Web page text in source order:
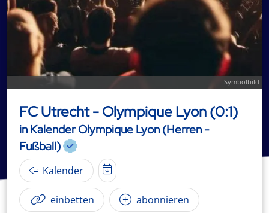
Symbolbild
FC Utrecht - Olympique Lyon (0:1)
in Kalender Olympique Lyon (Herren -
Fußball)
Kalender
einbetten abonnieren